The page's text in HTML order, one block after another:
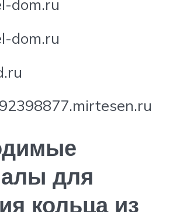
dom.ru
dom.ru
для
кольца из